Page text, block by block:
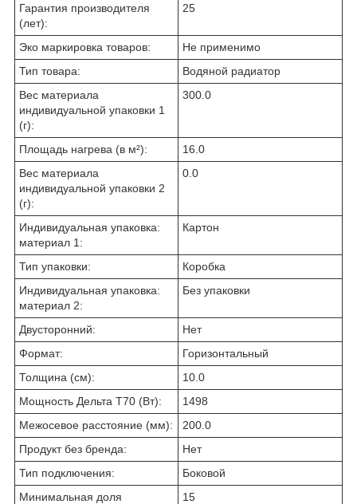
Гарантия производителя
(лет):
25
Эко маркировка товаров:
Не применимо
Тип товара:
Водяной радиатор
Вес материала
индивидуальной упаковки 1
(г):
300.0
Площадь нагрева (в м²):
16.0
Вес материала
индивидуальной упаковки 2
(г):
0.0
Индивидуальная упаковка:
материал 1:
Картон
Тип упаковки:
Коробка
Индивидуальная упаковка:
материал 2:
Без упаковки
Двусторонний:
Нет
Формат:
Горизонтальный
Толщина (см):
10.0
Мощность Дельта T70 (Вт):
1498
Межосевое расстояние (мм):
200.0
Продукт без бренда:
Нет
Тип подключения:
Боковой
Минимальная доля
15